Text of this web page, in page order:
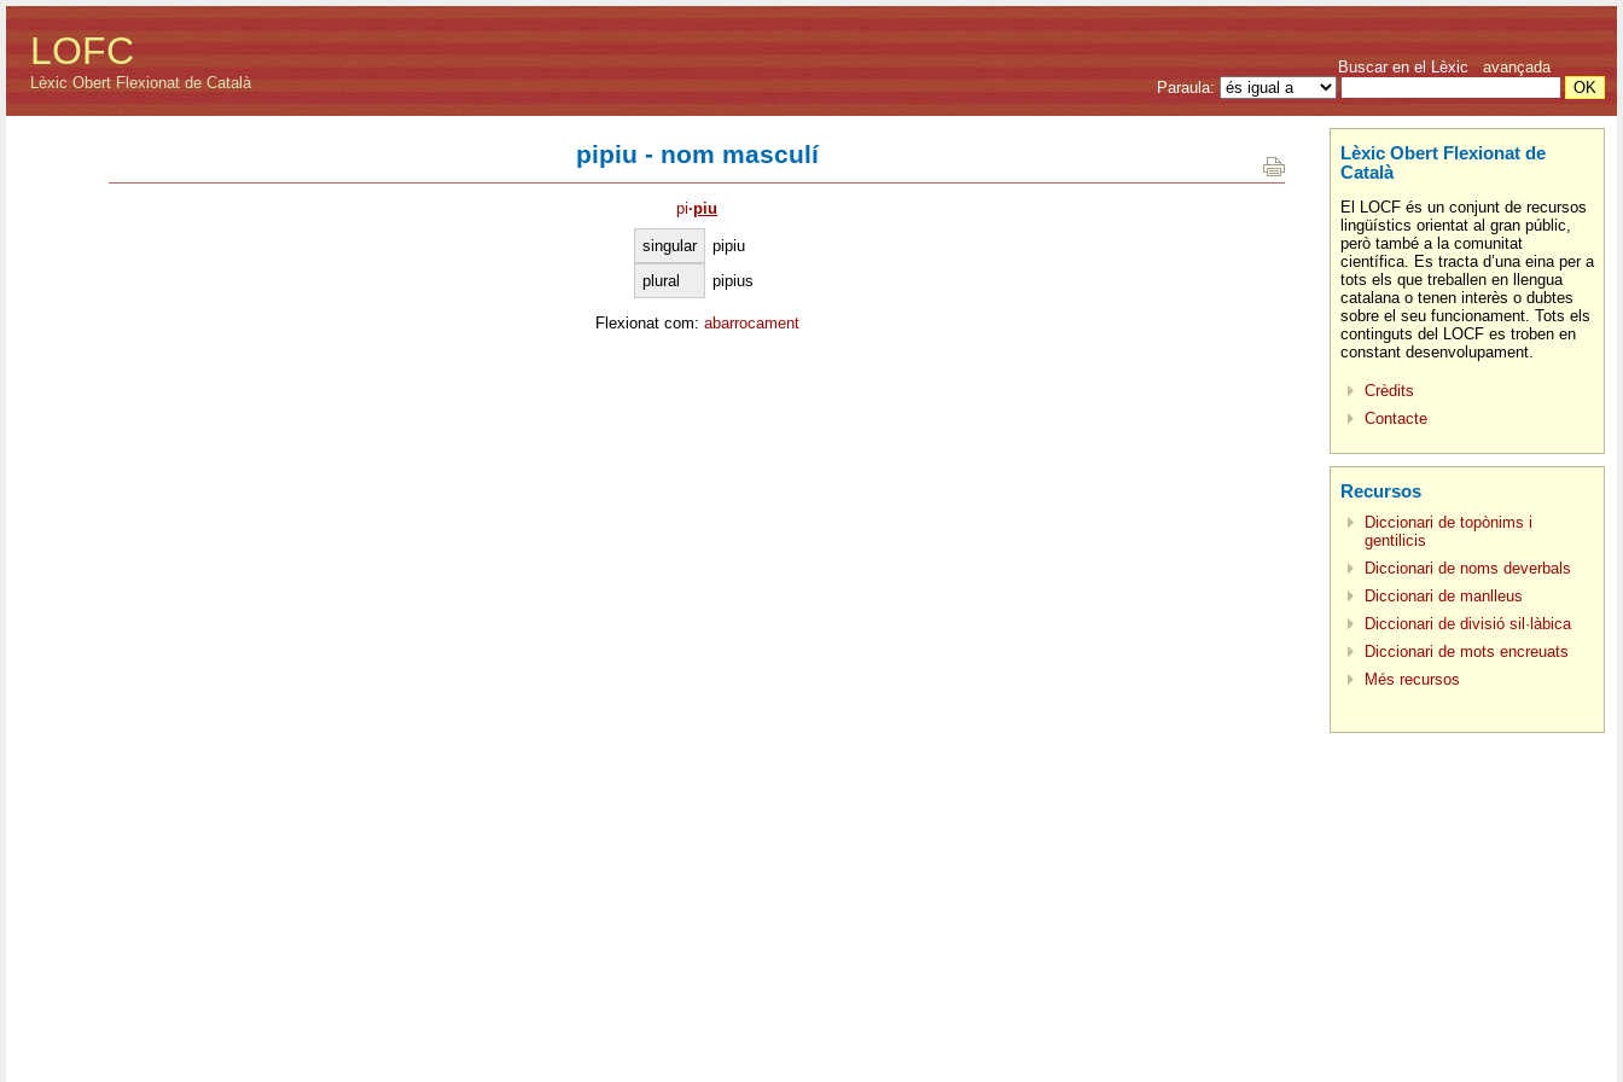
LOFC
Lèxic Obert Flexionat de Català
Buscar en el Lèxic avançada
Paraula:
pipiu - nom masculí
pi·piu
singular
pipiu
plural
pipius
Flexionat com: abarrocament
Lèxic Obert Flexionat de
Català
El LOCF és un conjunt de recursos
lingüístics orientat al gran públic,
però també a la comunitat
científica. Es tracta d’una eina per a
tots els que treballen en llengua
catalana o tenen interès o dubtes
sobre el seu funcionament. Tots els
continguts del LOCF es troben en
constant desenvolupament.
Crèdits
Contacte
Recursos
Diccionari de topònims i
gentilicis
Diccionari de noms deverbals
Diccionari de manlleus
Diccionari de divisió sil·làbica
Diccionari de mots encreuats
Més recursos